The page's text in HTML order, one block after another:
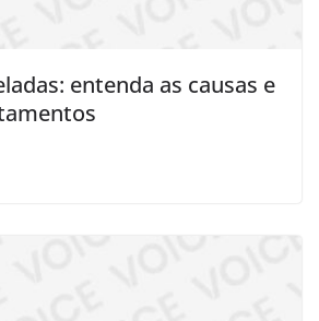
entenda as causas e